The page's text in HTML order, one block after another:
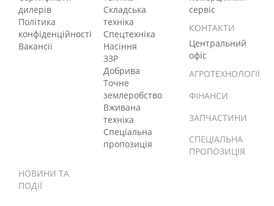
дилерів
Політика
конфіденційності
Вакансії
Складська
техніка
Спецтехніка
Насіння
ЗЗР
Добрива
Точне
землеробство
Вживана
техніка
Спеціальна
пропозиція
сервіс
КОНТАКТИ
Центральний
офіс
АГРОТЕХНОЛОГІЇ
ФІНАНСИ
ЗАПЧАСТИНИ
СПЕЦІАЛЬНА
ПРОПОЗИЦІЯ
НОВИНИ ТА
ПОДІЇ